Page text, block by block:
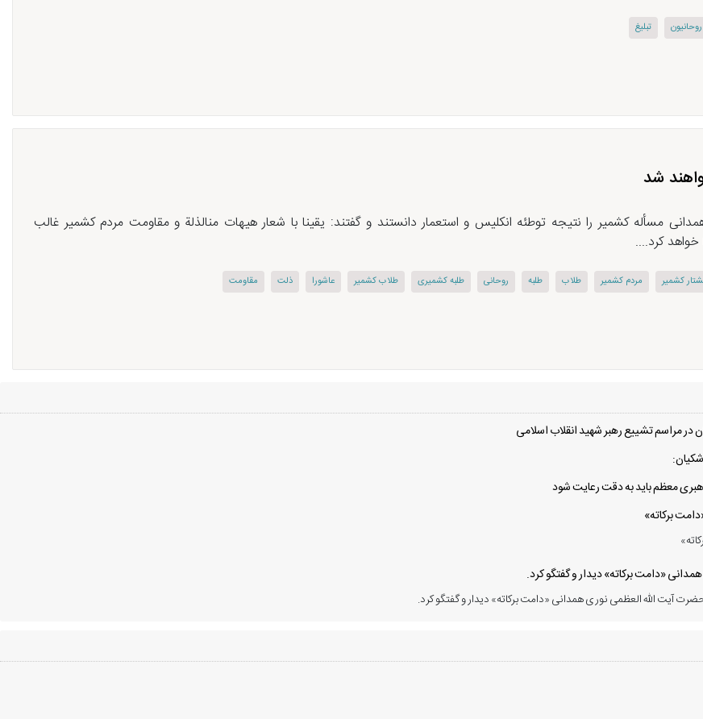
روحانیون تبلیغ
شد
مسأله کشمیر را نتیجه توطئه انکلیس و استعمار دانستند و گفتند: یقینا با شعار هیهات منالذلة و مقاومت مردم کشمیر غالب
کرد....
كشمیر مردم كشمیر طلاب طلبه روحانی طلبه كشمیری طلاب كشمیر عاشورا ذلت مقاومت
مراسم تشییع رهبر شهید انقلاب اسلامی
معظم باید به دقت رعایت شود
برکاته»
«دامت برکاته» دیدار و گفتگو کرد.
آیت الله العظمی نوری همدانی «دامت برکاته» دیدار و گفتگو کرد.